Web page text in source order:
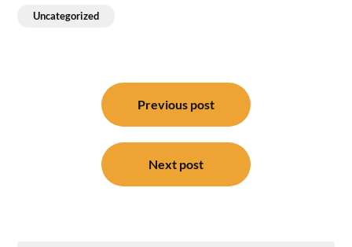
Uncategorized
Previous post
Next post